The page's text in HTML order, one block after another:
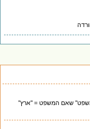
שאם המשפט = "ארץ"